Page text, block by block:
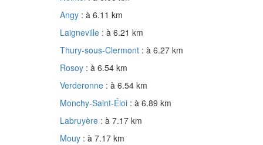
Angy : à 6.11 km
Laigneville : à 6.21 km
Thury-sous-Clermont : à 6.27 km
Rosoy : à 6.54 km
Verderonne : à 6.54 km
Monchy-Saint-Éloi : à 6.89 km
Labruyère : à 7.17 km
Mouy : à 7.17 km